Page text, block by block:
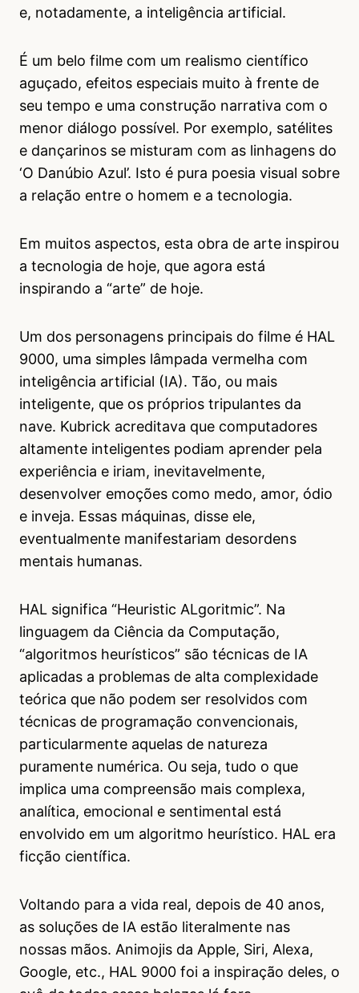
e, notadamente, a inteligência artificial.
É um belo filme com um realismo científico
aguçado, efeitos especiais muito à frente de
seu tempo e uma construção narrativa com o
menor diálogo possível. Por exemplo, satélites
e dançarinos se misturam com as linhagens do
‘O Danúbio Azul’. Isto é pura poesia visual sobre
a relação entre o homem e a tecnologia.
Em muitos aspectos, esta obra de arte inspirou
a tecnologia de hoje, que agora está
inspirando a “arte” de hoje.
Um dos personagens principais do filme é HAL
9000, uma simples lâmpada vermelha com
inteligência artificial (IA). Tão, ou mais
inteligente, que os próprios tripulantes da
nave. Kubrick acreditava que computadores
altamente inteligentes podiam aprender pela
experiência e iriam, inevitavelmente,
desenvolver emoções como medo, amor, ódio
e inveja. Essas máquinas, disse ele,
eventualmente manifestariam desordens
mentais humanas.
HAL significa “Heuristic ALgoritmic”. Na
linguagem da Ciência da Computação,
“algoritmos heurísticos” são técnicas de IA
aplicadas a problemas de alta complexidade
teórica que não podem ser resolvidos com
técnicas de programação convencionais,
particularmente aquelas de natureza
puramente numérica. Ou seja, tudo o que
implica uma compreensão mais complexa,
analítica, emocional e sentimental está
envolvido em um algoritmo heurístico. HAL era
ficção científica.
Voltando para a vida real, depois de 40 anos,
as soluções de IA estão literalmente nas
nossas mãos. Animojis da Apple, Siri, Alexa,
Google, etc., HAL 9000 foi a inspiração deles, o